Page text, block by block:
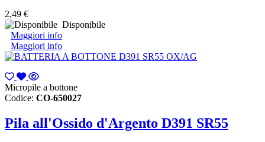
2,49 €
Disponibile
Maggiori info
Maggiori info
Micropile a bottone
Codice: CO-650027
Pila all'Ossido d'Argento D391 SR55